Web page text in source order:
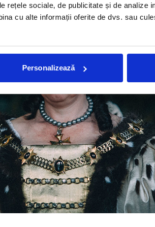
rețele sociale, de publicitate și de analize
cu alte informații oferite de dvs. sau
Personalizează